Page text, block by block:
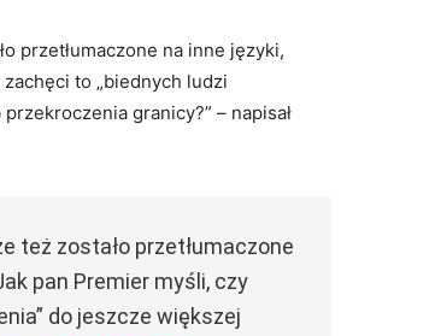
przetłumaczone na inne języki,
to „biednych ludzi
granicy?” – napisał
też zostało przetłumaczone
pan Premier myśli, czy
do jeszcze większej